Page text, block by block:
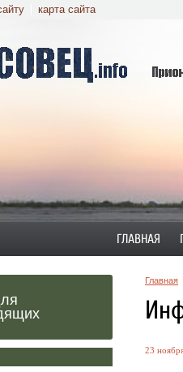
карта сайта
ГЛАВНАЯ
Главная
23